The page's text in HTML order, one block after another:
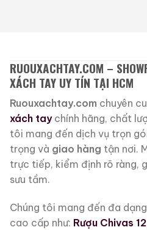
RUOUXACHTAY.COM –
XÁCH TAY UY TÍN TẠI HCM
Ruouxachtay.com chuyên
xách taychính hãng, chất
tôi mang đến dịch vụ trọn
trọng và giao hàng tận nơi.
trực tiếp, kiểm định rõ ràng,
sưu tầm.
Chúng tôi mang đến đa
cao cấp như: Rượu Chivas 12